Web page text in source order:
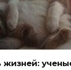
жизней: